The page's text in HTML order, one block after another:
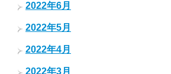
2022年6月
2022年5月
2022年4月
2022年3月